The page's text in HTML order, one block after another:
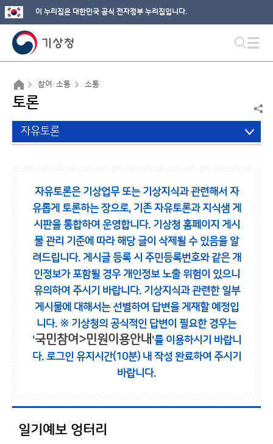
이 누리집은 대한민국 공식 전자정부 누리집입니다.
참여·소통 소통
토론
자유토론
자유토론은 기상업무 또는 기상지식과 관련해서 자
유롭게 토론하는 장으로, 기존 자유토론과 지식샘 게
시판을 통합하여 운영합니다. 기상청 홈페이지 게시
물 관리 기준에 따라 해당 글이 삭제될 수 있음을 알
려드립니다. 게시글 등록 시 주민등록번호와 같은 개
인정보가 포함될 경우 개인정보 노출 위험이 있으니
유의하여 주시기 바랍니다. 기상지식과 관련한 일부
게시물에 대해서는 선별하여 답변을 게재할 예정입
니다. ※ 기상청의 공식적인 답변이 필요한 경우는
'국민참여>민원이용안내 '를 이용하시기 바랍니
다. 로그인 유지시간(10분) 내 작성 완료하여 주시기
바랍니다.
일기예보 엉터리